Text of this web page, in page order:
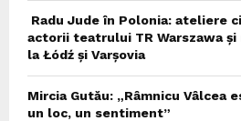
Radu Jude în Polonia: ateliere
actorii teatrului TR Warszawa
la Łódź și Varșovia
Mircia Gutău: „Râmnicu Vâlcea
un loc, un sentiment”